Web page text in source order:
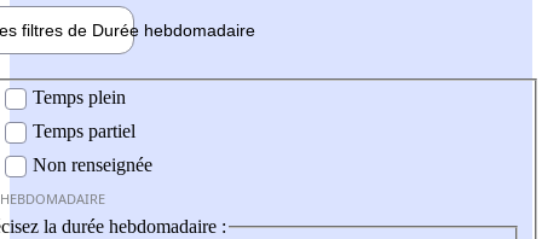
filtres de Durée hebdomadaire
Temps plein
Temps partiel
Non renseignée
la durée hebdomadaire :